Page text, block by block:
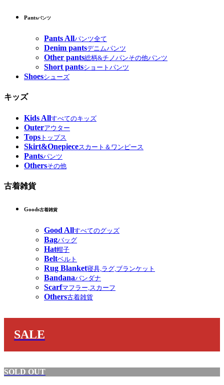
Pantsパンツ
Pants Allパンツ全て
Denim pantsデニムパンツ
Other pants総柄&チノパンその他パンツ
Short pantsショートパンツ
Shoesシューズ
キッズ
Kids Allすべてのキッズ
Outerアウター
Tops トップス
Skirt&Onepieceスカート＆ワンピース
Pantsパンツ
Othersその他
古着雑貨
Goods古着雑貨
Good Allすべてのグッズ
Bagバッグ
Hat帽子
Beltベルト
Rug Blanket寝具,ラグ,ブランケット
Bandanaバンダナ
Scarfマフラー,スカーフ
Others古着雑貨
SALE
SOLD OUT